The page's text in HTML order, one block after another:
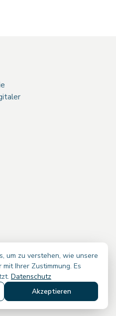
um zu verstehen, wie unsere
Ihrer Zustimmung. Es
Datenschutz
Akzeptieren